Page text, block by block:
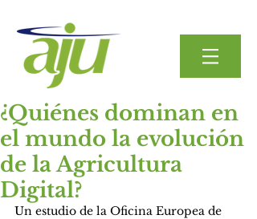
¿Quiénes dominan en
el mundo la evolución
de la Agricultura
Digital?
Un estudio de la Oficina Europea de